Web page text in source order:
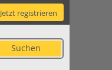
Jetzt registrieren
Suchen